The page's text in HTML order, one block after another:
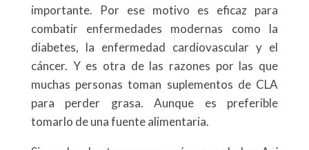
importante. Por ese motivo es eficaz para
combatir enfermedades modernas como la
diabetes, la enfermedad cardiovascular y el
cáncer. Y es otra de las razones por las que
muchas personas toman suplementos de CLA
para perder grasa. Aunque es preferible
tomarlo de una fuente alimentaria.